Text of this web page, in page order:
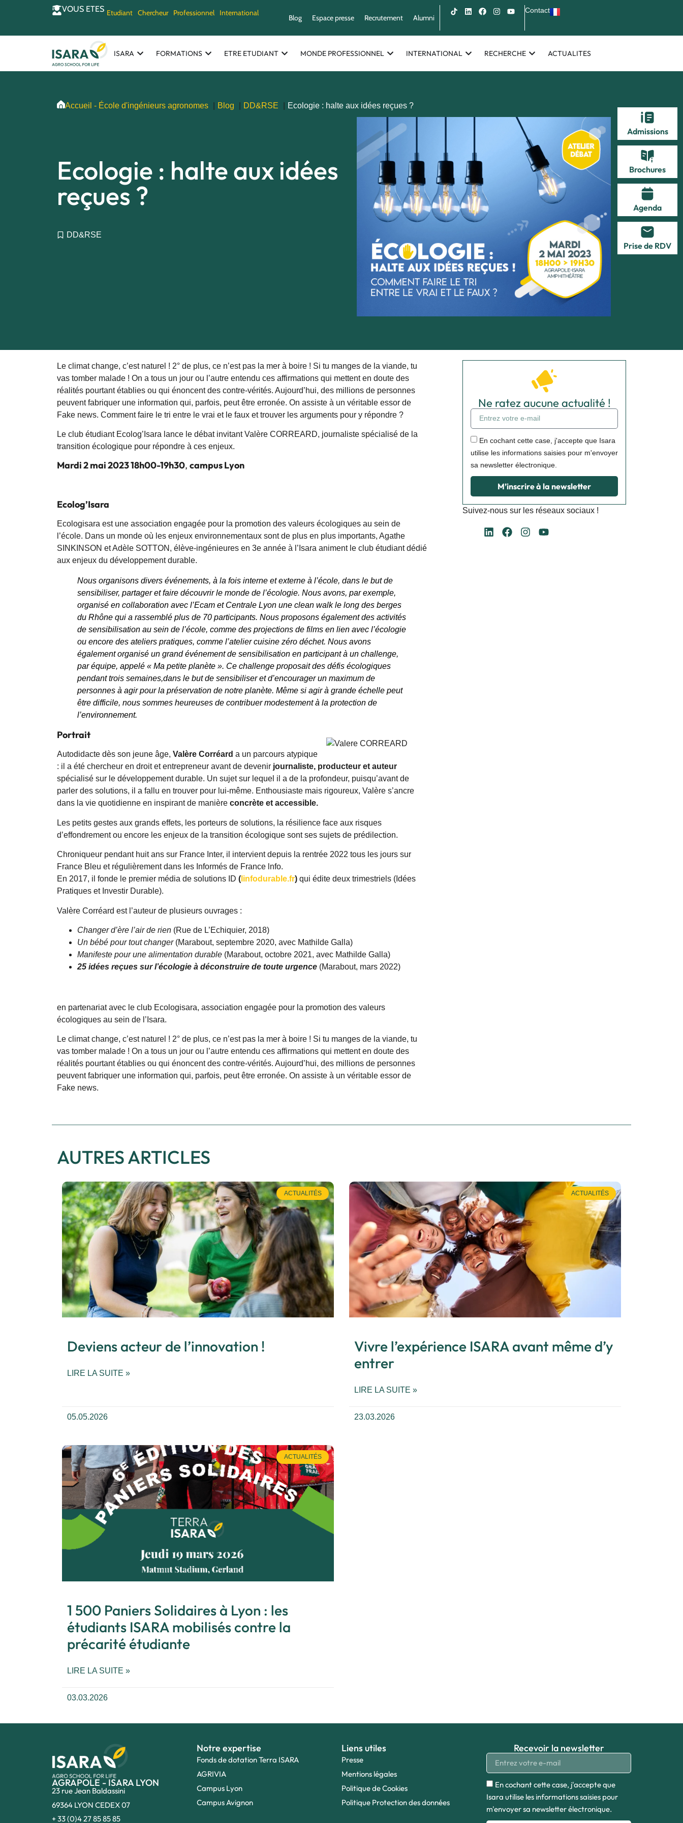
VOUS ETES Etudiant Chercheur Professionnel International
Blog Espace presse Recrutement Alumni
Contact
ISARA FORMATIONS ETRE ETUDIANT MONDE PROFESSIONNEL INTERNATIONAL RECHERCHE ACTUALITES
Admissions
Brochures
Agenda
Prise de RDV
Accueil - École d'ingénieurs agronomes Blog DD&RSE Ecologie : halte aux idées reçues ?
Ecologie : halte aux idées
reçues ?
DD&RSE
Le climat change, c’est naturel ! 2° de plus, ce n’est pas la mer à boire ! Si tu manges de la viande, tu
vas tomber malade ! On a tous un jour ou l’autre entendu ces affirmations qui mettent en doute des
réalités pourtant établies ou qui énoncent des contre-vérités. Aujourd’hui, des millions de personnes
peuvent fabriquer une information qui, parfois, peut être erronée. On assiste à un véritable essor de
Fake news. Comment faire le tri entre le vrai et le faux et trouver les arguments pour y répondre ?
Le club étudiant Ecolog’Isara lance le débat invitant Valère CORREARD, journaliste spécialisé de la
transition écologique pour répondre à ces enjeux.
Mardi 2 mai 2023 18h00-19h30, campus Lyon
Ecolog’Isara
Ecologisara est une association engagée pour la promotion des valeurs écologiques au sein de
l’école. Dans un monde où les enjeux environnementaux sont de plus en plus importants, Agathe
SINKINSON et Adèle SOTTON, élève-ingénieures en 3e année à l’Isara animent le club étudiant dédié
aux enjeux du développement durable.
Nous organisons divers événements, à la fois interne et externe à l’école, dans le but de
sensibiliser, partager et faire découvrir le monde de l’écologie. Nous avons, par exemple,
organisé en collaboration avec l’Ecam et Centrale Lyon une clean walk le long des berges
du Rhône qui a rassemblé plus de 70 participants. Nous proposons également des activités
de sensibilisation au sein de l’école, comme des projections de films en lien avec l’écologie
ou encore des ateliers pratiques, comme l’atelier cuisine zéro déchet. Nous avons
également organisé un grand événement de sensibilisation en participant à un challenge,
par équipe, appelé « Ma petite planète ». Ce challenge proposait des défis écologiques
pendant trois semaines,dans le but de sensibiliser et d’encourager un maximum de
personnes à agir pour la préservation de notre planète. Même si agir à grande échelle peut
être difficile, nous sommes heureuses de contribuer modestement à la protection de
l’environnement.
Portrait
Autodidacte dès son jeune âge, Valère Corréard a un parcours atypique
: il a été chercheur en droit et entrepreneur avant de devenir journaliste, producteur et auteur
spécialisé sur le développement durable. Un sujet sur lequel il a de la profondeur, puisqu’avant de
parler des solutions, il a fallu en trouver pour lui-même. Enthousiaste mais rigoureux, Valère s’ancre
dans la vie quotidienne en inspirant de manière concrète et accessible.
Les petits gestes aux grands effets, les porteurs de solutions, la résilience face aux risques
d’effondrement ou encore les enjeux de la transition écologique sont ses sujets de prédilection.
Chroniqueur pendant huit ans sur France Inter, il intervient depuis la rentrée 2022 tous les jours sur
France Bleu et régulièrement dans les Informés de France lnfo.
En 2017, il fonde le premier média de solutions ID ( linfodurable.fr) qui édite deux trimestriels (Idées
Pratiques et Investir Durable).
Valère Corréard est l’auteur de plusieurs ouvrages :
Changer d’ère l’air de rien (Rue de L’Echiquier, 2018)
Un bébé pour tout changer (Marabout, septembre 2020, avec Mathilde Galla)
Manifeste pour une alimentation durable (Marabout, octobre 2021, avec Mathilde Galla)
25 idées reçues sur l’écologie à déconstruire de toute urgence (Marabout, mars 2022)
en partenariat avec le club Ecologisara, association engagée pour la promotion des valeurs
écologiques au sein de l’Isara.
Le climat change, c’est naturel ! 2° de plus, ce n’est pas la mer à boire ! Si tu manges de la viande, tu
vas tomber malade ! On a tous un jour ou l’autre entendu ces affirmations qui mettent en doute des
réalités pourtant établies ou qui énoncent des contre-vérités. Aujourd’hui, des millions de personnes
peuvent fabriquer une information qui, parfois, peut être erronée. On assiste à un véritable essor de
Fake news.
Ne ratez aucune actualité !
En cochant cette case, j'accepte que Isara
utilise les informations saisies pour m'envoyer
sa newsletter électronique.
M’inscrire à la newsletter
Suivez-nous sur les réseaux sociaux !
AUTRES ARTICLES
ACTUALITÉS
Deviens acteur de l’innovation !
LIRE LA SUITE »
05.05.2026
ACTUALITÉS
Vivre l’expérience ISARA avant même d’y
entrer
LIRE LA SUITE »
23.03.2026
ACTUALITÉS
1 500 Paniers Solidaires à Lyon : les
étudiants ISARA mobilisés contre la
précarité étudiante
LIRE LA SUITE »
03.03.2026
AGRAPOLE - ISARA LYON
23 rue Jean Baldassini
69364 LYON CEDEX 07
+ 33 (0)4 27 85 85 85
Notre expertise
Fonds de dotation Terra ISARA
AGRIVIA
Campus Lyon
Campus Avignon
Liens utiles
Presse
Mentions légales
Politique de Cookies
Politique Protection des données
Recevoir la newsletter
En cochant cette case, j'accepte que
Isara utilise les informations saisies pour
m'envoyer sa newsletter électronique.